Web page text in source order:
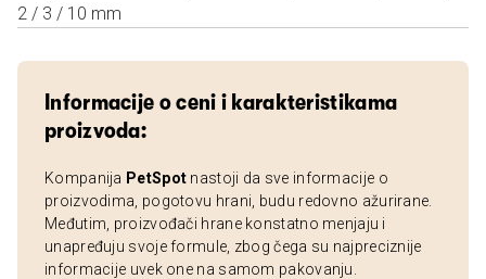
2 / 3 / 10 mm
Informacije o ceni i karakteristikama
proizvoda:
Kompanija PetSpot nastoji da sve informacije o
proizvodima, pogotovu hrani, budu redovno ažurirane.
Međutim, proizvođači hrane konstatno menjaju i
unapređuju svoje formule, zbog čega su najpreciznije
informacije uvek one na samom pakovanju.